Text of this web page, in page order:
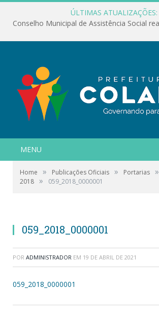
ÚLTIMAS ATUALIZAÇÕES:
MENU
Home » Publicações Oficiais » Portarias »
2018 » 059_2018_0000001
059_2018_0000001
POR ADMINISTRADOR EM 19 DE ABRIL DE 2021
059_2018_0000001